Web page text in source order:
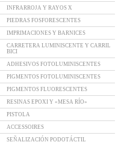
INFRARROJA Y RAYOS X
PIEDRAS FOSFORESCENTES
IMPRIMACIONES Y BARNICES
CARRETERA LUMINISCENTE Y CARRIL
BICI
ADHESIVOS FOTOLUMINISCENTES
PIGMENTOS FOTOLUMINISCENTES
PIGMENTOS FLUORESCENTES
RESINAS EPOXI Y «MESA RÍO»
PISTOLA
ACCESSOIRES
SEÑALIZACIÓN PODOTÁCTIL